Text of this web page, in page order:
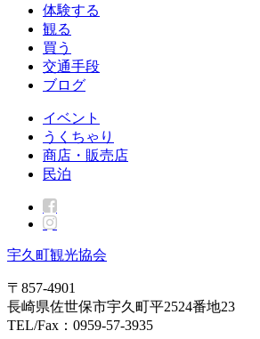
体験する
観る
買う
交通手段
ブログ
イベント
うくちゃり
商店・販売店
民泊
宇久町観光協会
〒857-4901
長崎県佐世保市宇久町平2524番地23
TEL/Fax：0959-57-3935